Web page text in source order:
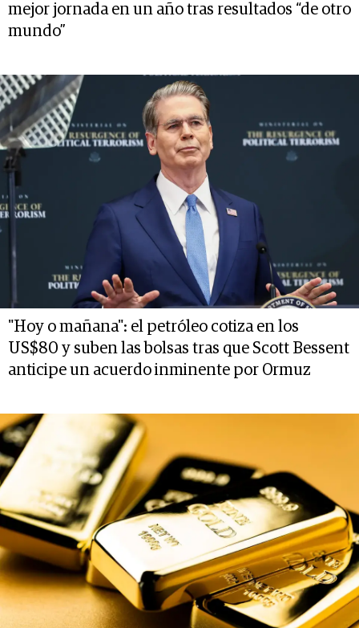
mejor jornada en un año tras resultados “de otro
mundo”
"Hoy o mañana": el petróleo cotiza en los
US$80 y suben las bolsas tras que Scott Bessent
anticipe un acuerdo inminente por Ormuz